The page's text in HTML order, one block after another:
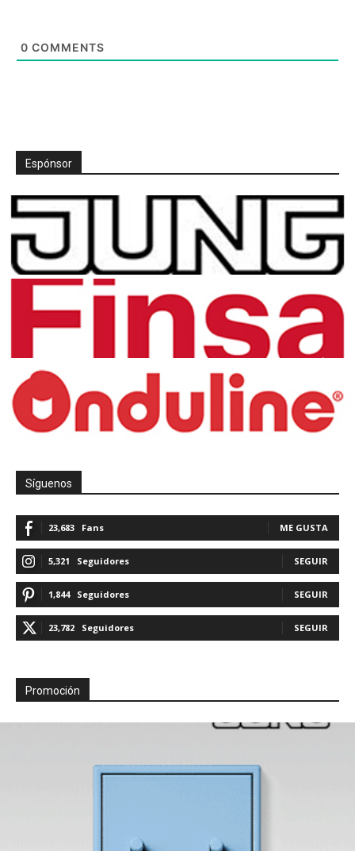
0 COMMENTS
Espónsor
Síguenos
23,683 Fans ME GUSTA
5,321 Seguidores SEGUIR
1,844 Seguidores SEGUIR
23,782 Seguidores SEGUIR
Promoción